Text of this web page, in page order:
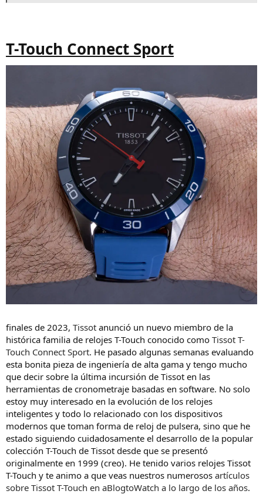
T-Touch Connect Sport
finales de 2023, Tissot anunció un nuevo miembro de la
histórica familia de relojes T-Touch conocido como Tissot T-
Touch Connect Sport. He pasado algunas semanas evaluando
esta bonita pieza de ingeniería de alta gama y tengo mucho
que decir sobre la última incursión de Tissot en las
herramientas de cronometraje basadas en software. No solo
estoy muy interesado en la evolución de los relojes
inteligentes y todo lo relacionado con los dispositivos
modernos que toman forma de reloj de pulsera, sino que he
estado siguiendo cuidadosamente el desarrollo de la popular
colección T-Touch de Tissot desde que se presentó
originalmente en 1999 (creo). He tenido varios relojes Tissot
T-Touch y te animo a que veas nuestros numerosos artículos
sobre Tissot T-Touch en aBlogtoWatch a lo largo de los años.